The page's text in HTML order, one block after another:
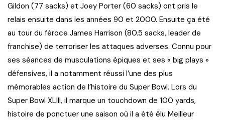
Gildon (77 sacks) et Joey Porter (60 sacks) ont pris le
relais ensuite dans les années 90 et 2000. Ensuite ça été
au tour du féroce James Harrison (80.5 sacks, leader de
franchise) de terroriser les attaques adverses. Connu pour
ses séances de musculations épiques et ses « big plays »
défensives, il a notamment réussi l’une des plus
mémorables action de l’histoire du Super Bowl. Lors du
Super Bowl XLIII, il marque un touchdown de 100 yards,
histoire de ponctuer une saison où il a été élu Meilleur